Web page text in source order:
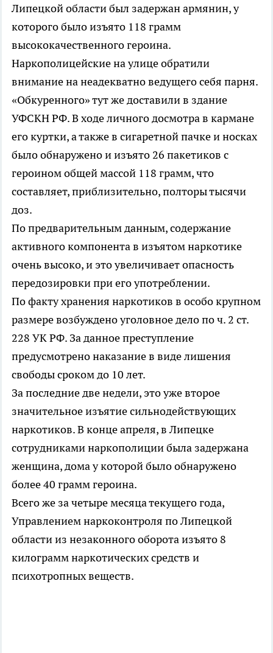
Липецкой области был задержан армянин, у
которого было изъято 118 грамм
высококачественного героина.
Наркополицейские на улице обратили
внимание на неадекватно ведущего себя парня.
«Обкуренного» тут же доставили в здание
УФСКН РФ. В ходе личного досмотра в кармане
его куртки, а также в сигаретной пачке и носках
было обнаружено и изъято 26 пакетиков с
героином общей массой 118 грамм, что
составляет, приблизительно, полторы тысячи
доз.
По предварительным данным, содержание
активного компонента в изъятом наркотике
очень высоко, и это увеличивает опасность
передозировки при его употреблении.
По факту хранения наркотиков в особо крупном
размере возбуждено уголовное дело по ч. 2 ст.
228 УК РФ. За данное преступление
предусмотрено наказание в виде лишения
свободы сроком до 10 лет.
За последние две недели, это уже второе
значительное изъятие сильнодействующих
наркотиков. В конце апреля, в Липецке
сотрудниками наркополиции была задержана
женщина, дома у которой было обнаружено
более 40 грамм героина.
Всего же за четыре месяца текущего года,
Управлением наркоконтроля по Липецкой
области из незаконного оборота изъято 8
килограмм наркотических средств и
психотропных веществ.